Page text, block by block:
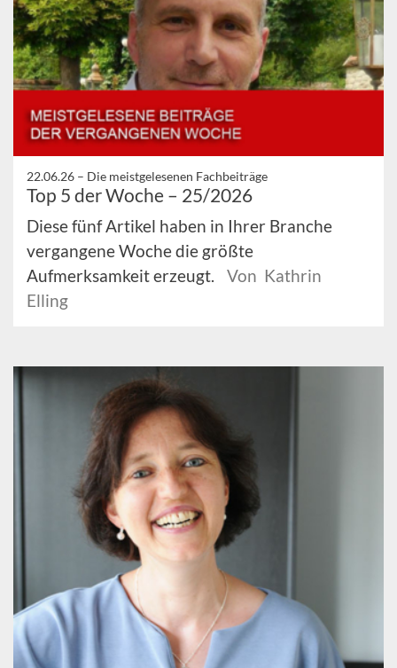
22.06.26 – Die meistgelesenen Fachbeiträge
Top 5 der Woche – 25/2026
Diese fünf Artikel haben in Ihrer Branche
vergangene Woche die größte
Aufmerksamkeit erzeugt.
Von Kathrin
Elling